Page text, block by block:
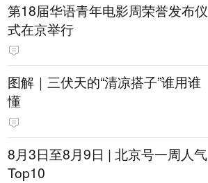
第18届华语青年电影周荣誉发布仪
式在京举行
图解｜三伏天的“清凉搭子”谁用谁
懂
8月3日至8月9日 | 北京号一周人气
Top10